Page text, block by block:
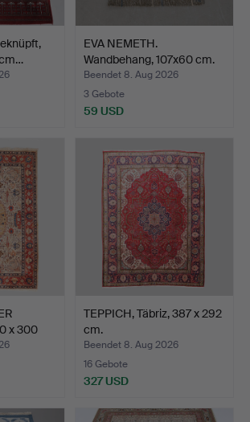
EVA NEMETH.
Wandbehang, 107x60 cm.
Beendet 8. Aug 2026
3 Gebote
59 USD
x 300
TEPPICH, Täbriz, 387 x 292
cm.
Beendet 8. Aug 2026
16 Gebote
327 USD